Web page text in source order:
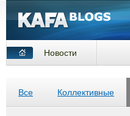
Новости
Все Коллективные